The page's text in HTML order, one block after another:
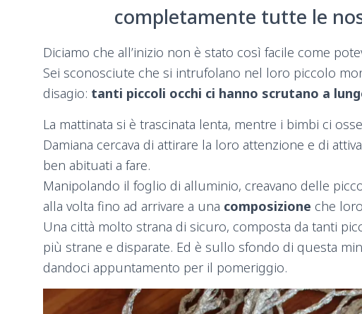
completamente tutte le
Diciamo che all’inizio non è stato così facile come
Sei sconosciute che si intrufolano nel loro piccolo
disagio: tanti piccoli occhi ci hanno scrutano a
La mattinata si è trascinata lenta, mentre i bimbi ci
Damiana cercava di attirare la loro attenzione e di
ben abituati a fare.
Manipolando il foglio di alluminio, creavano delle
alla volta fino ad arrivare a una composizione che
Una città molto strana di sicuro, composta da tanti
più strane e disparate. Ed è sullo sfondo di questa
dandoci appuntamento per il pomeriggio.